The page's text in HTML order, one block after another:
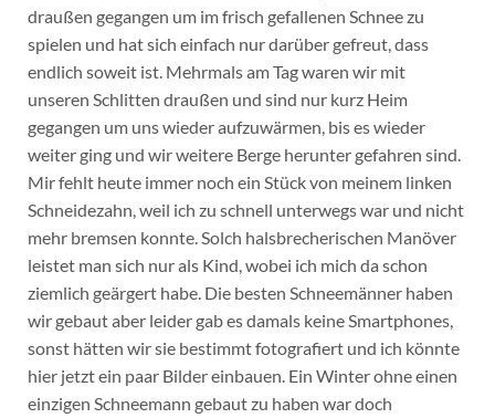
draußen gegangen um im frisch gefallenen Schnee zu
spielen und hat sich einfach nur darüber gefreut, dass
endlich soweit ist. Mehrmals am Tag waren wir mit
unseren Schlitten draußen und sind nur kurz Heim
gegangen um uns wieder aufzuwärmen, bis es wieder
weiter ging und wir weitere Berge herunter gefahren sind.
Mir fehlt heute immer noch ein Stück von meinem linken
Schneidezahn, weil ich zu schnell unterwegs war und nicht
mehr bremsen konnte. Solch halsbrecherischen Manöver
leistet man sich nur als Kind, wobei ich mich da schon
ziemlich geärgert habe. Die besten Schneemänner haben
wir gebaut aber leider gab es damals keine Smartphones,
sonst hätten wir sie bestimmt fotografiert und ich könnte
hier jetzt ein paar Bilder einbauen. Ein Winter ohne einen
einzigen Schneemann gebaut zu haben war doch